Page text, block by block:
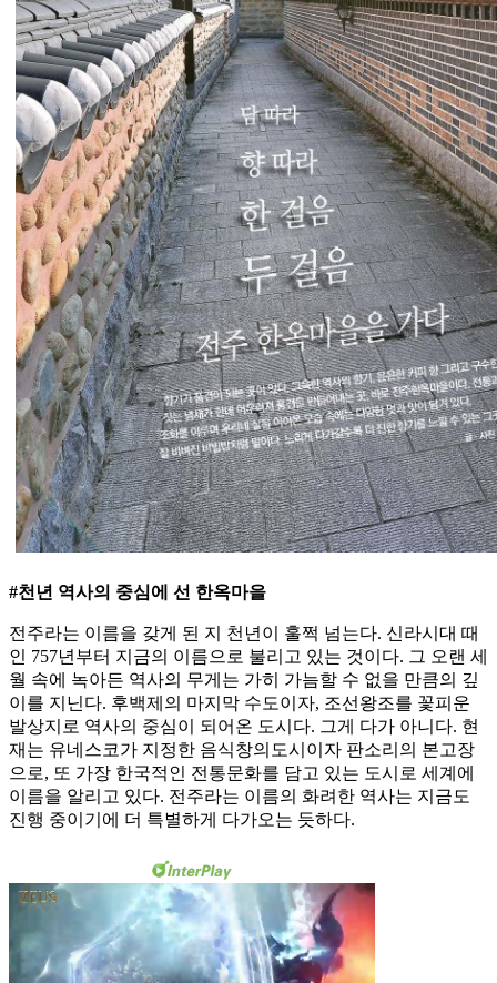
#천년 역사의 중심에 선 한옥마을
전주라는 이름을 갖게 된 지 천년이 훌쩍 넘는다. 신라시대 때
인 757년부터 지금의 이름으로 불리고 있는 것이다. 그 오랜 세
월 속에 녹아든 역사의 무게는 가히 가늠할 수 없을 만큼의 깊
이를 지닌다. 후백제의 마지막 수도이자, 조선왕조를 꽃피운
발상지로 역사의 중심이 되어온 도시다. 그게 다가 아니다. 현
재는 유네스코가 지정한 음식창의도시이자 판소리의 본고장
으로, 또 가장 한국적인 전통문화를 담고 있는 도시로 세계에
이름을 알리고 있다. 전주라는 이름의 화려한 역사는 지금도
진행 중이기에 더 특별하게 다가오는 듯하다.